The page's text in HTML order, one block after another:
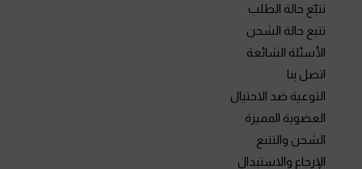
تتبّع حالة الطلب
تتبع حالة الشحن
الأسئلة الشائعة
اتصل بنا
التوعية ضد الاحتيال
العضوية المميزة
الشحن والتتبع
الإرجاع والاستبدال